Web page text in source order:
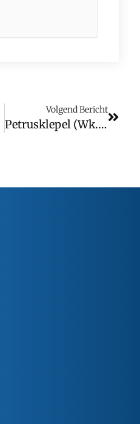
Volgend Bericht
Petrusklepel (wk. 19)